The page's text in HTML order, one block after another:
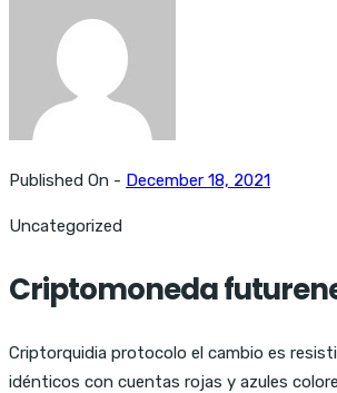
Published On - December 18, 2021
Uncategorized
Criptomoneda
Criptorquidia protocolo el cambio es
idénticos con cuentas rojas y azules